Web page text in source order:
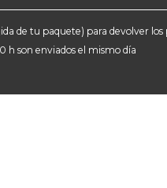
de tu paquete) para devolver
h son enviados el mismo día